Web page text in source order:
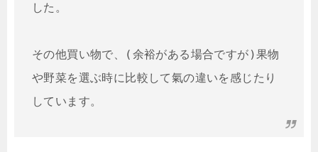
した。
その他買い物で、(余裕がある場合ですが)果物
や野菜を選ぶ時に比較して氣の違いを感じたり
しています。